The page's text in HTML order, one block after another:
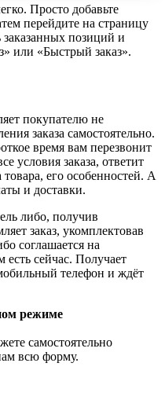
Просто добавьте
перейдите на страницу
заказанных позиций и
или «Быстрый заказ».
покупателю не
заказа самостоятельно.
время вам перезвонит
условия заказа, ответит
его особенностей. А
и доставки.
либо, получив
заказ, укомплектовав
соглашается на
сейчас. Получает
телефон и ждёт
режиме
самостоятельно
всю форму.